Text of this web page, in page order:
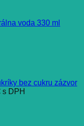
voda 330 ml
bez cukru zázvor
s DPH